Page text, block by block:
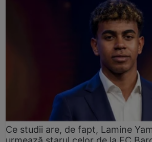
Ce studii are, de fapt, Lamine